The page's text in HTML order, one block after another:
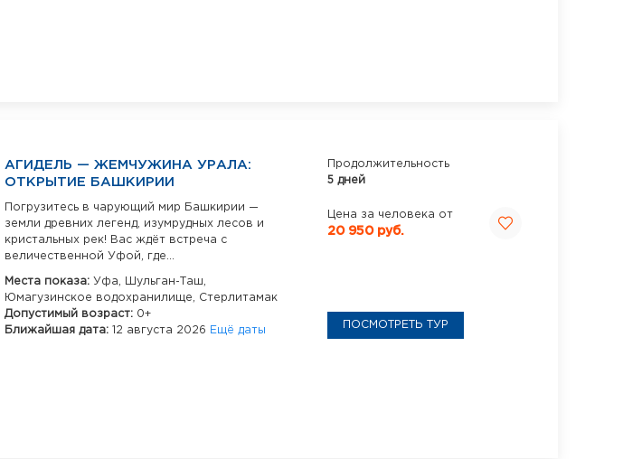
АГИДЕЛЬ — ЖЕМЧУЖИНА УРАЛА:
ОТКРЫТИЕ БАШКИРИИ
Погрузитесь в чарующий мир Башкирии —
земли древних легенд, изумрудных лесов и
кристальных рек! Вас ждёт встреча с
величественной Уфой, где...
Места показа: Уфа,
Шульган-Таш,
Юмагузинское водохранилище, Стерлитамак
Допустимый возраст: 0+
Ближайшая дата: 12 августа 2026 Ещё даты
Продолжительность
5 дней
Цена за человека от
20 950 руб.
ПОСМОТРЕТЬ ТУР